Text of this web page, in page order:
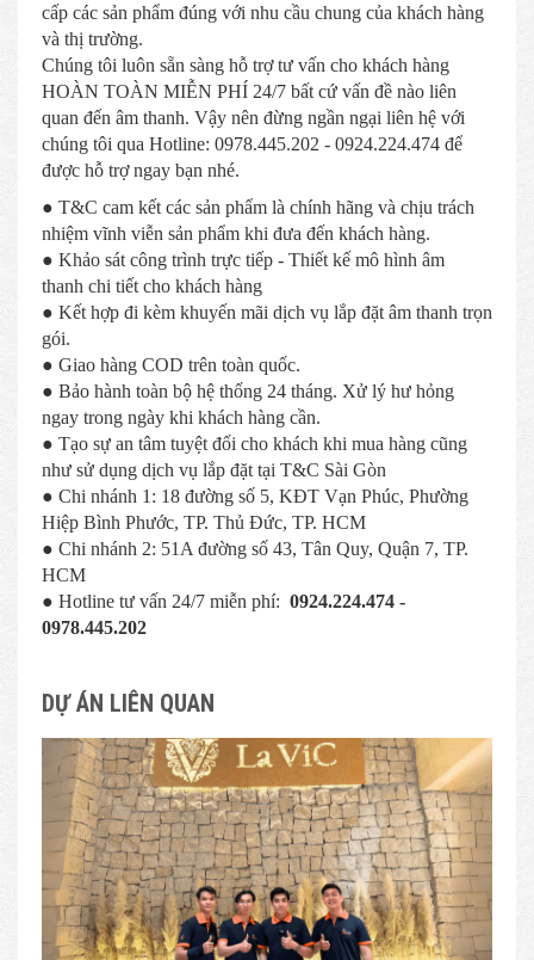
cấp các sản phẩm đúng với nhu cầu chung của khách hàng
và thị trường.
Chúng tôi luôn sẵn sàng hỗ trợ tư vấn cho khách hàng
HOÀN TOÀN MIỄN PHÍ 24/7 bất cứ vấn đề nào liên
quan đến âm thanh. Vậy nên đừng ngần ngại liên hệ với
chúng tôi qua Hotline: 0978.445.202 - 0924.224.474 để
được hỗ trợ ngay bạn nhé.
● T&C cam kết các sản phẩm là chính hãng và chịu trách
nhiệm vĩnh viễn sản phẩm khi đưa đến khách hàng.
● Khảo sát công trình trực tiếp - Thiết kế mô hình âm
thanh chi tiết cho khách hàng
● Kết hợp đi kèm khuyến mãi dịch vụ lắp đặt âm thanh trọn
gói.
● Giao hàng COD trên toàn quốc.
● Bảo hành toàn bộ hệ thống 24 tháng. Xử lý hư hỏng
ngay trong ngày khi khách hàng cần.
● Tạo sự an tâm tuyệt đối cho khách khi mua hàng cũng
như sử dụng dịch vụ lắp đặt tại T&C Sài Gòn
● Chi nhánh 1: 18 đường số 5, KĐT Vạn Phúc, Phường
Hiệp Bình Phước, TP. Thủ Đức, TP. HCM
● Chi nhánh 2: 51A đường số 43, Tân Quy, Quận 7, TP.
HCM
● Hotline tư vấn 24/7 miễn phí: 0924.224.474 -
0978.445.202
DỰ ÁN LIÊN QUAN